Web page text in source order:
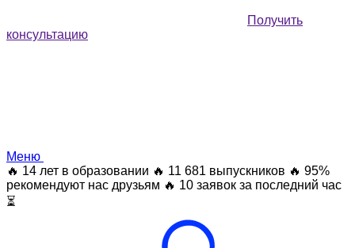
Получить
консультацию
Меню
🔥 14 лет в образовании 🔥 11 681 выпускников 🔥 95%
рекомендуют нас друзьям 🔥 10 заявок за последний час
⏳